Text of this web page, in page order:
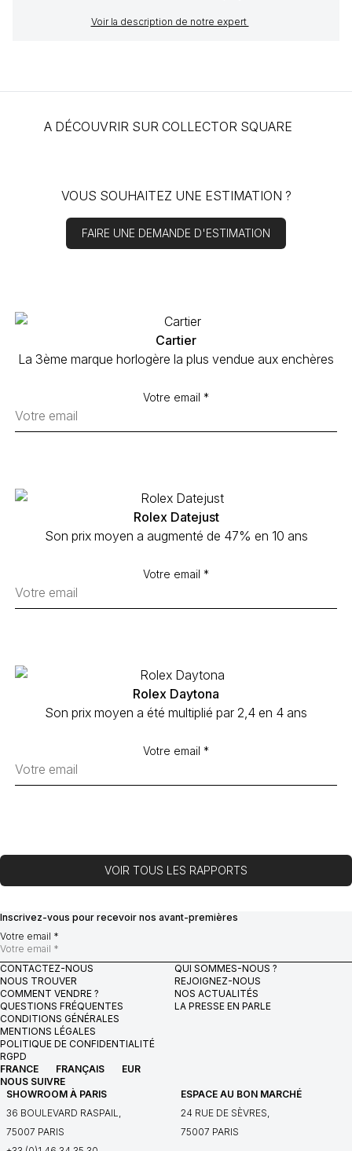
Voir la description de notre expert
A DÉCOUVRIR SUR COLLECTOR SQUARE
VOUS SOUHAITEZ UNE ESTIMATION ?
FAIRE UNE DEMANDE D'ESTIMATION
Cartier
La 3ème marque horlogère la plus vendue aux enchères
Votre email *
Rolex Datejust
Son prix moyen a augmenté de 47% en 10 ans
Votre email *
Rolex Daytona
Son prix moyen a été multiplié par 2,4 en 4 ans
Votre email *
VOIR TOUS LES RAPPORTS
Inscrivez-vous pour recevoir nos avant-premières
Votre email *
NOUS SUIVRE
CONTACTEZ-NOUS
NOUS TROUVER
COMMENT VENDRE ?
QUESTIONS FRÉQUENTES
SHOWROOM À PARIS
36 BOULEVARD RASPAIL,
75007 PARIS
QUI SOMMES-NOUS ?
REJOIGNEZ-NOUS
NOS ACTUALITÉS
LA PRESSE EN PARLE
ESPACE AU BON MARCHÉ
24 RUE DE SÈVRES,
75007 PARIS
CONDITIONS GÉNÉRALES
MENTIONS LÉGALES
POLITIQUE DE CONFIDENTIALITÉ
RGPD
FRANCE
FRANÇAIS EUR